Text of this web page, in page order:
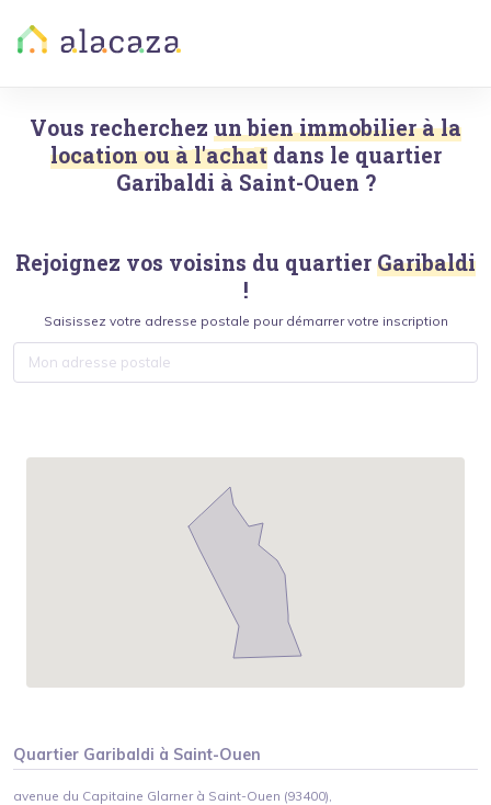
Vous recherchez un bien immobilier à la
location ou à l'achat dans le quartier
Garibaldi à Saint-Ouen ?
Rejoignez vos voisins du quartier Garibaldi
!
Saisissez votre adresse postale pour démarrer votre inscription
Quartier Garibaldi à Saint-Ouen
avenue du Capitaine Glarner à Saint-Ouen (93400),